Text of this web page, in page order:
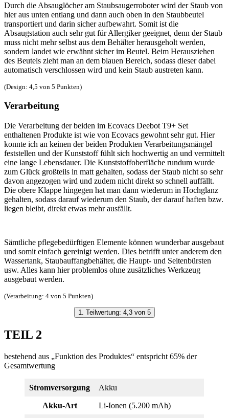
Durch die Absauglöcher am Staubsaugerroboter wird der Staub von
hier aus unten entlang und dann auch oben in den Staubbeutel
transportiert und darin sicher aufbewahrt. Somit ist die
Absaugstation auch sehr gut für Allergiker geeignet, denn der Staub
muss nicht mehr selbst aus dem Behälter herausgeholt werden,
sondern landet wie erwähnt sicher im Beutel. Beim Herausziehen
des Beutels zieht man an dem blauen Bereich, sodass dieser dabei
automatisch verschlossen wird und kein Staub austreten kann.
(Design: 4,5 von 5 Punkten)
Verarbeitung
Die Verarbeitung der beiden im Ecovacs Deebot T9+ Set
enthaltenen Produkte ist wie von Ecovacs gewohnt sehr gut. Hier
konnte ich an keinen der beiden Produkten Verarbeitungsmängel
feststellen und der Kunststoff fühlt sich hochwertig an und vermittelt
eine lange Lebensdauer. Die Kunststoffoberfläche rundum wurde
zum Glück großteils in matt gehalten, sodass der Staub nicht so sehr
davon angezogen wird und zudem nicht direkt so schnell auffällt.
Die obere Klappe hingegen hat man dann wiederum in Hochglanz
gehalten, sodass darauf wiederum den Staub, der darauf haften bzw.
liegen bleibt, direkt etwas mehr ausfällt.
Sämtliche pflegebedürftigen Elemente können wunderbar ausgebaut
und somit einfach gereinigt werden. Dies betrifft unter anderem den
Wassertank, Staubauffangbehälter, die Haupt- und Seitenbürsten
usw. Alles kann hier problemlos ohne zusätzliches Werkzeug
ausgebaut werden.
(Verarbeitung: 4 von 5 Punkten)
1. Teilwertung: 4,3 von 5
TEIL 2
bestehend aus „Funktion des Produktes“ entspricht 65% der
Gesamtwertung
Stromversorgung Akku
Akku-Art Li-Ionen (5.200 mAh)